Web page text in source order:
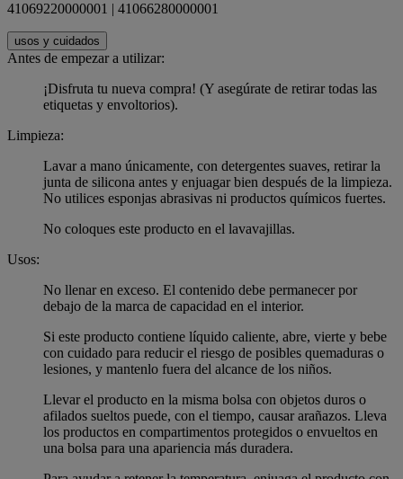
41069220000001 | 41066280000001
usos y cuidados
Antes de empezar a utilizar:
¡Disfruta tu nueva compra! (Y asegúrate de retirar todas las
etiquetas y envoltorios).
Limpieza:
Lavar a mano únicamente, con detergentes suaves, retirar la
junta de silicona antes y enjuagar bien después de la limpieza.
No utilices esponjas abrasivas ni productos químicos fuertes.
No coloques este producto en el lavavajillas.
Usos:
No llenar en exceso. El contenido debe permanecer por
debajo de la marca de capacidad en el interior.
Si este producto contiene líquido caliente, abre, vierte y bebe
con cuidado para reducir el riesgo de posibles quemaduras o
lesiones, y mantenlo fuera del alcance de los niños.
Llevar el producto en la misma bolsa con objetos duros o
afilados sueltos puede, con el tiempo, causar arañazos. Lleva
los productos en compartimentos protegidos o envueltos en
una bolsa para una apariencia más duradera.